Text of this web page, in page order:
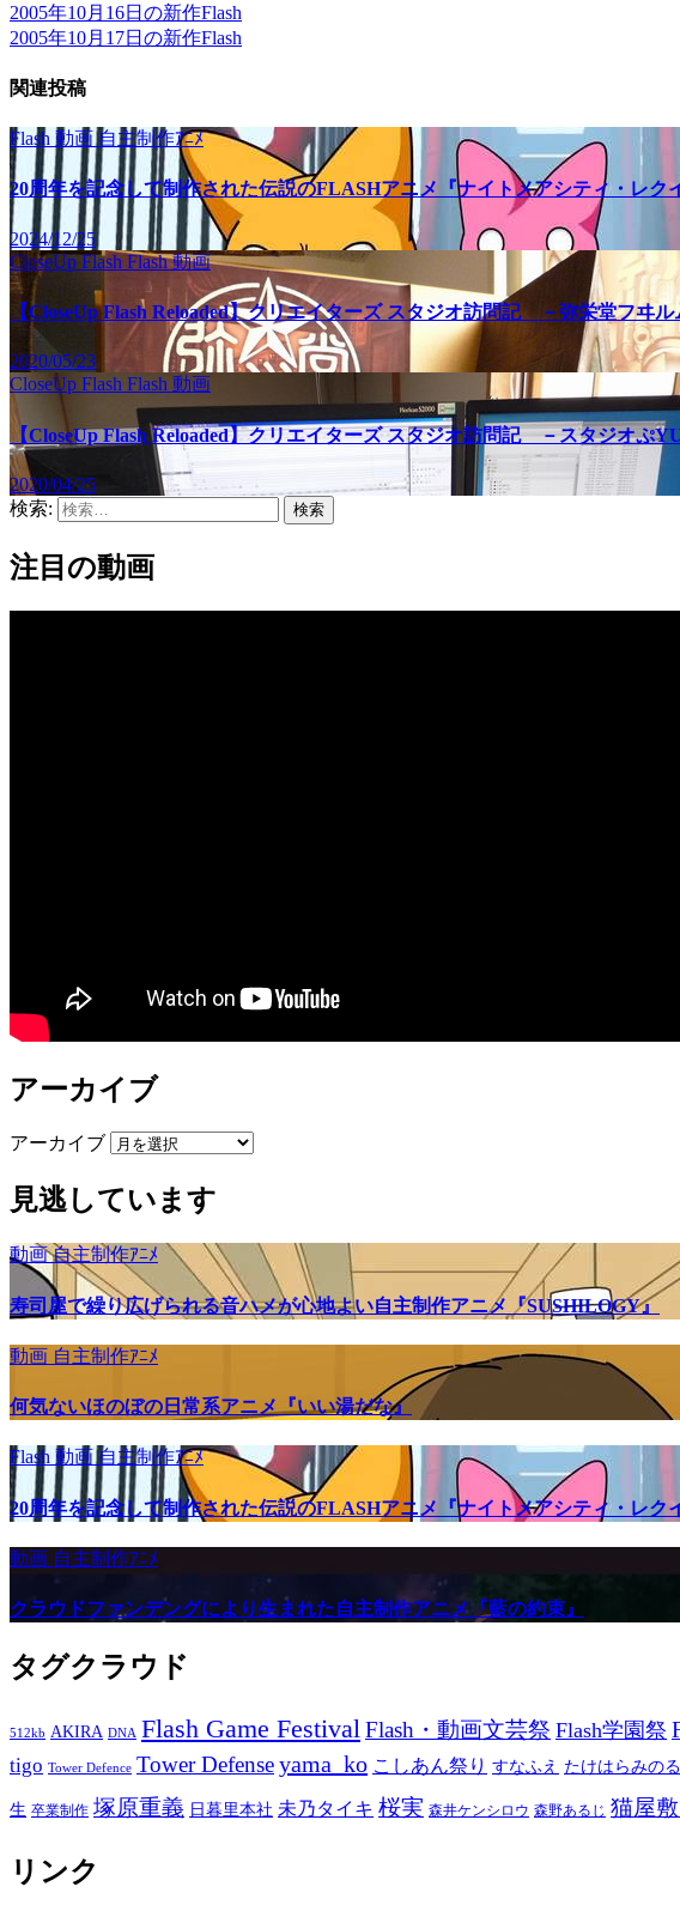
2005年10月16日の新作Flash
2005年10月17日の新作Flash
関連投稿
Flash 動画自主制作ｱﾆﾒ
20周年を記念して制作された伝説のFLASHアニメ『ナイトメアシティ・レク
2024/12/25
CloseUp FlashFlash動画
【CloseUp Flash Reloaded】クリエイターズ スタジオ訪問記 －弥栄堂フヰル
2020/05/23
CloseUp Flash Flash 動画
【CloseUp Flash Reloaded】クリエイターズ スタジオ訪問記 －スタジオぷ
2020/04/25
検索:
注目の動画
アーカイブ
アーカイブ
見逃しています
動画自主制作ｱﾆﾒ
寿司屋で繰り広げられる音ハメが心地よい自主制作アニメ『SUSHILOGY』
動画 自主制作ｱﾆﾒ
何気ないほのぼの日常系アニメ『いい湯だな』
Flash 動画自主制作ｱﾆﾒ
20周年を記念して制作された伝説のFLASHアニメ『ナイトメアシティ・レク
動画 自主制作ｱﾆﾒ
クラウドファンデングにより生まれた自主制作アニメ『藍の約束』
タグクラウド
512kb AKIRA DNA Flash Game FestivalFlash・動画文芸祭 Flash学園祭
tigo Tower Defence Tower Defenseyama_ko こしあん祭り すなふえ たけはらみのる
生 卒業制作 塚原重義 日暮里本社 未乃タイキ 桜実 森井ケンシロウ 森野あるじ 猫屋
リンク